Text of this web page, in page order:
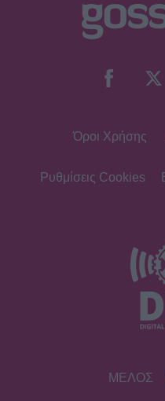
Όροι Χρήσης
Ρυθμίσεις Cookies
ΜΕΛΟΣ